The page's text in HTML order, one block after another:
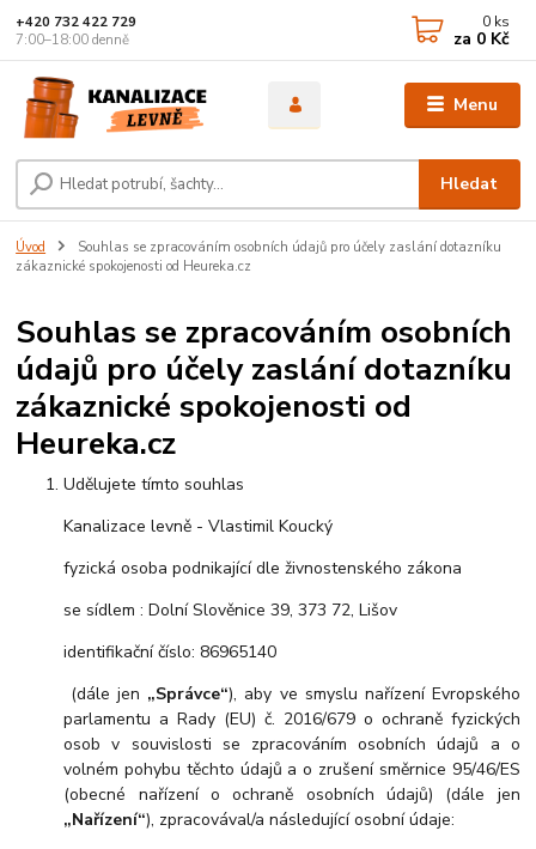
Menu
Hledat
+420 732 422 729
7:00–18:00 denně
0 ks
za 0 Kč
Úvod
Souhlas se zpracováním osobních údajů pro účely zaslání dotazníku
zákaznické spokojenosti od Heureka.cz
Souhlas se zpracováním osobních
údajů pro účely zaslání dotazníku
zákaznické spokojenosti od
Heureka.cz
Udělujete tímto souhlas
Kanalizace levně - Vlastimil Koucký
fyzická osoba podnikající dle živnostenského zákona
se sídlem : Dolní Slověnice 39, 373 72, Lišov
identifikační číslo: 86965140
(dále jen „Správce“), aby ve smyslu nařízení Evropského
parlamentu a Rady (EU) č. 2016/679 o ochraně fyzických
osob v souvislosti se zpracováním osobních údajů a o
volném pohybu těchto údajů a o zrušení směrnice 95/46/ES
(obecné nařízení o ochraně osobních údajů) (dále jen
„Nařízení“), zpracovával/a následující osobní údaje: